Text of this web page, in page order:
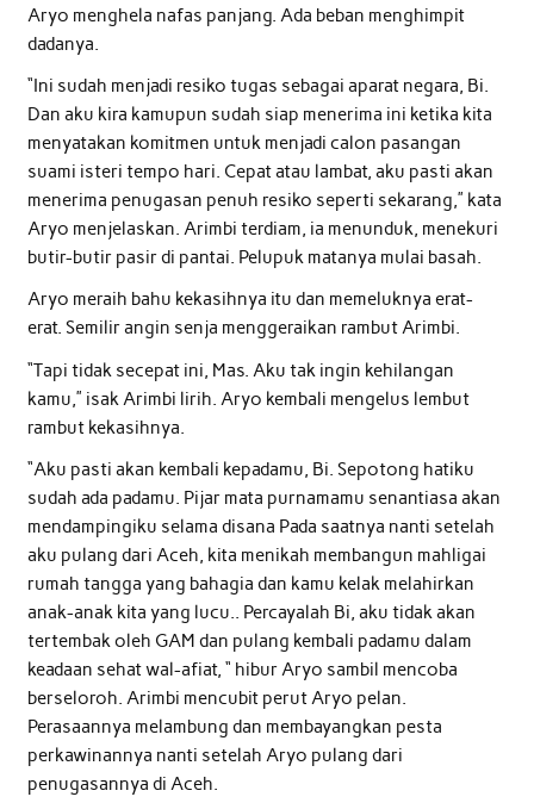
Aryo menghela nafas panjang. Ada beban menghimpit
dadanya.
“Ini sudah menjadi resiko tugas sebagai aparat negara, Bi.
Dan aku kira kamupun sudah siap menerima ini ketika kita
menyatakan komitmen untuk menjadi calon pasangan
suami isteri tempo hari. Cepat atau lambat, aku pasti akan
menerima penugasan penuh resiko seperti sekarang,” kata
Aryo menjelaskan. Arimbi terdiam, ia menunduk, menekuri
butir-butir pasir di pantai. Pelupuk matanya mulai basah.
Aryo meraih bahu kekasihnya itu dan memeluknya erat-
erat. Semilir angin senja menggeraikan rambut Arimbi.
“Tapi tidak secepat ini, Mas. Aku tak ingin kehilangan
kamu,” isak Arimbi lirih. Aryo kembali mengelus lembut
rambut kekasihnya.
“Aku pasti akan kembali kepadamu, Bi. Sepotong hatiku
sudah ada padamu. Pijar mata purnamamu senantiasa akan
mendampingiku selama disana Pada saatnya nanti setelah
aku pulang dari Aceh, kita menikah membangun mahligai
rumah tangga yang bahagia dan kamu kelak melahirkan
anak-anak kita yang lucu.. Percayalah Bi, aku tidak akan
tertembak oleh GAM dan pulang kembali padamu dalam
keadaan sehat wal-afiat, “ hibur Aryo sambil mencoba
berseloroh. Arimbi mencubit perut Aryo pelan.
Perasaannya melambung dan membayangkan pesta
perkawinannya nanti setelah Aryo pulang dari
penugasannya di Aceh.